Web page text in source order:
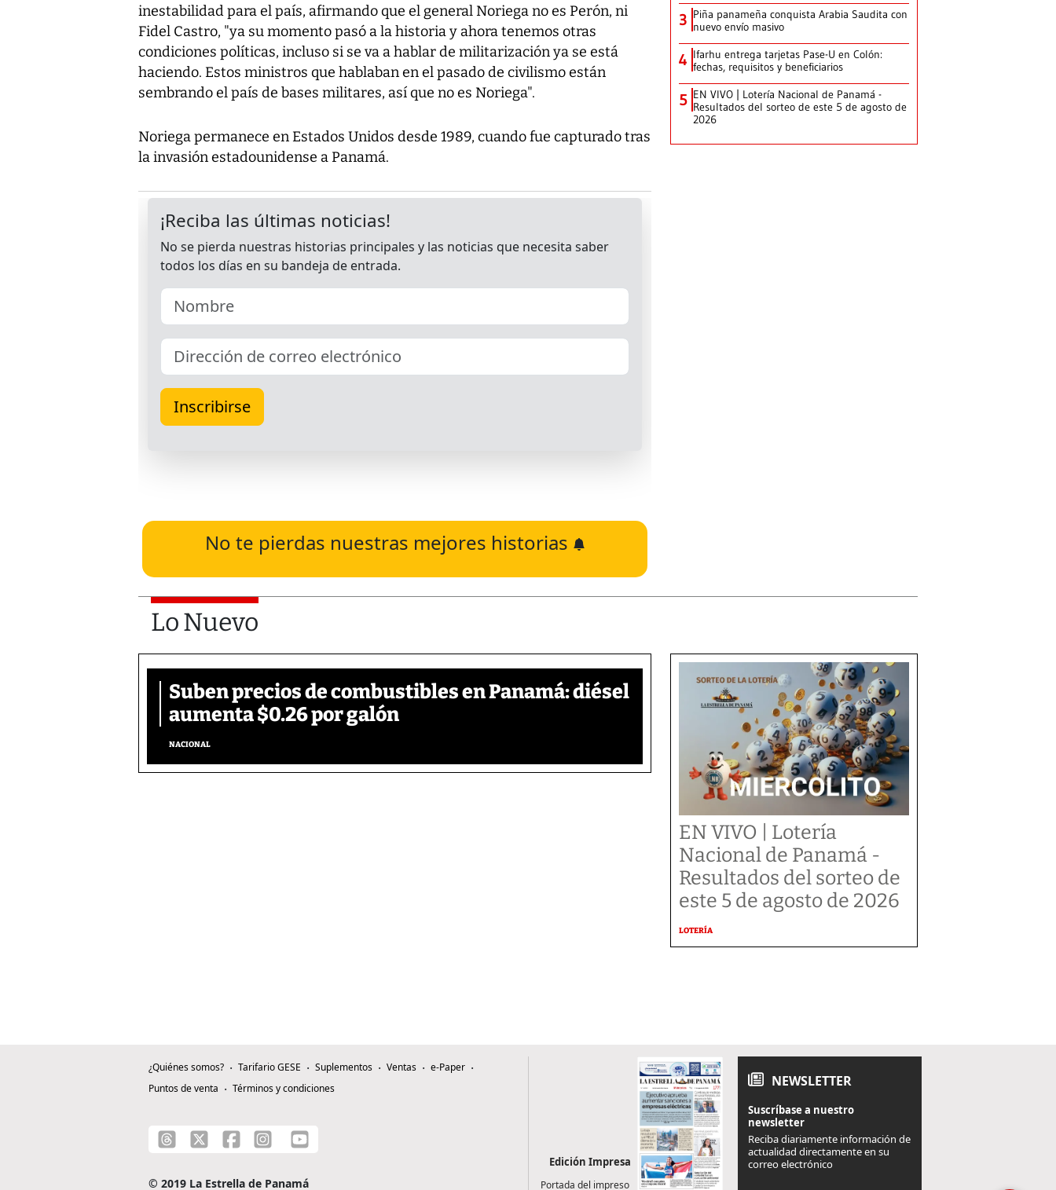
inestabilidad para el país, afirmando que el general Noriega no es Perón, ni
Fidel Castro, "ya su momento pasó a la historia y ahora tenemos otras
condiciones políticas, incluso si se va a hablar de militarización ya se está
haciendo. Estos ministros que hablaban en el pasado de civilismo están
sembrando el país de bases militares, así que no es Noriega".
Noriega permanece en Estados Unidos desde 1989, cuando fue capturado tras
la invasión estadounidense a Panamá.
No te pierdas nuestras mejores historias
3 Piña panameña conquista Arabia Saudita con
nuevo envío masivo
4 Ifarhu entrega tarjetas Pase-U en Colón:
fechas, requisitos y beneficiarios
5 EN VIVO | Lotería Nacional de Panamá -
Resultados del sorteo de este 5 de agosto de
2026
Lo Nuevo
Suben precios de combustibles en Panamá: diésel
aumenta $0.26 por galón
NACIONAL
EN VIVO | Lotería
Nacional de Panamá -
Resultados del sorteo de
este 5 de agosto de 2026
LOTERÍA
¿Quiénes somos? Tarifario GESE Suplementos Ventas
e-Paper
Puntos de venta
Términos y condiciones
© 2019 La Estrella de Panamá
Edición Impresa
Portada del impreso
NEWSLETTER
Suscríbase a nuestro
newsletter
Reciba diariamente información de
actualidad directamente en su
correo electrónico